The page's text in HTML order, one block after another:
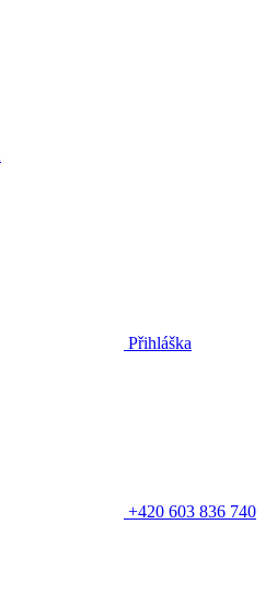
Přihláška
+420 603 836 740